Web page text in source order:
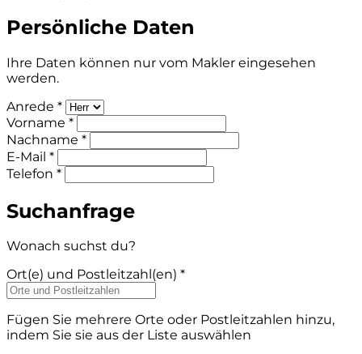
Persönliche Daten
Ihre Daten können nur vom Makler eingesehen
werden.
Anrede *
Vorname *
Nachname *
E-Mail *
Telefon *
Suchanfrage
Wonach suchst du?
Ort(e) und Postleitzahl(en) *
Fügen Sie mehrere Orte oder Postleitzahlen hinzu,
indem Sie sie aus der Liste auswählen